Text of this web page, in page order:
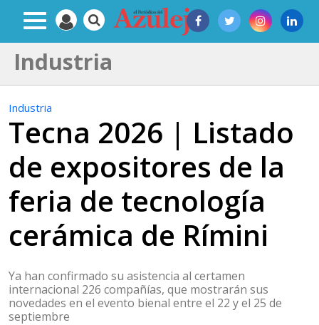
Industria
Industria
Tecna 2026 | Listado
de expositores de la
feria de tecnología
cerámica de Rímini
Ya han confirmado su asistencia al certamen
internacional 226 compañías, que mostrarán sus
novedades en el evento bienal entre el 22 y el 25 de
septiembre